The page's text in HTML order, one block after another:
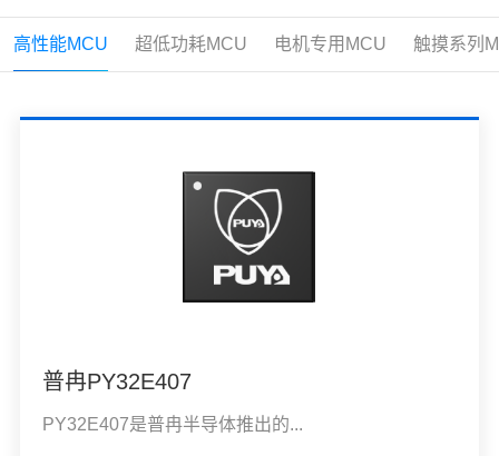
高性能MCU 超低功耗MCU 电机专用MCU 触摸系列
普冉PY32E407
PY32E407是普冉半导体推出的...